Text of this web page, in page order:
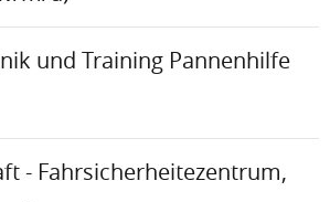
und Training Pannenhilfe
- Fahrsicherheitezentrum,